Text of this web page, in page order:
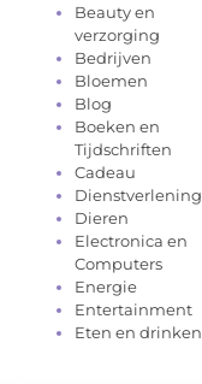
Beauty en
verzorging
Bedrijven
Bloemen
Blog
Boeken en
Tijdschriften
Cadeau
Dienstverlening
Dieren
Electronica en
Computers
Energie
Entertainment
Eten en drinken